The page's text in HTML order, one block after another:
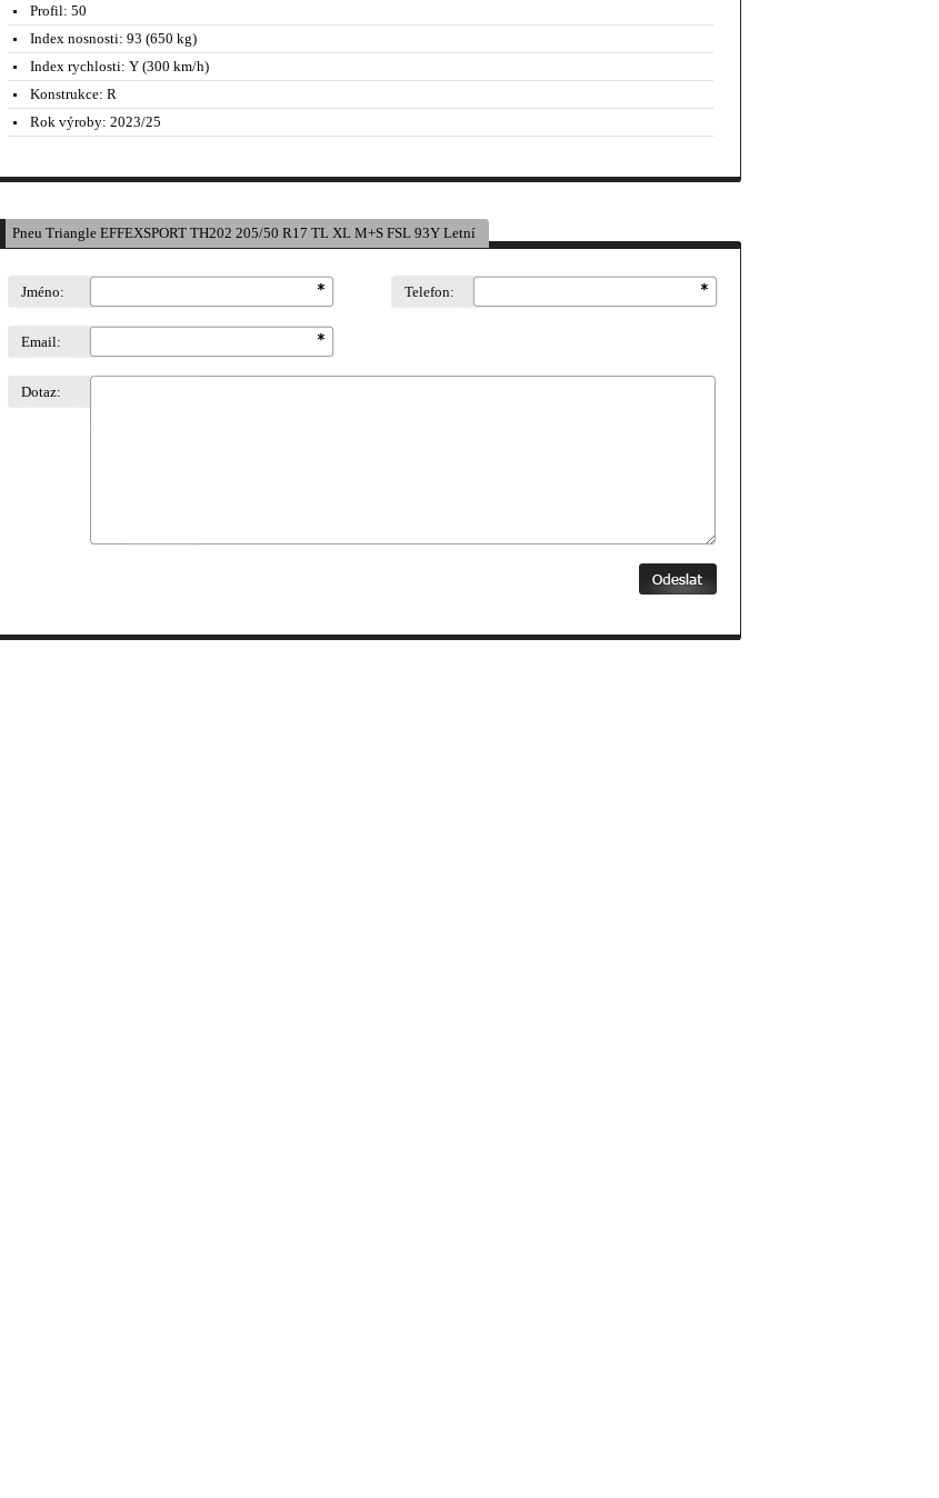
Profil: 50
Index nosnosti: 93 (650 kg)
Index rychlosti: Y (300 km/h)
Konstrukce: R
Rok výroby: 2023/25
Pneu Triangle EFFEXSPORT TH202 205/50 R17 TL XL M+S FSL 93Y Letní
Jméno: Telefon:
Email:
Dotaz: